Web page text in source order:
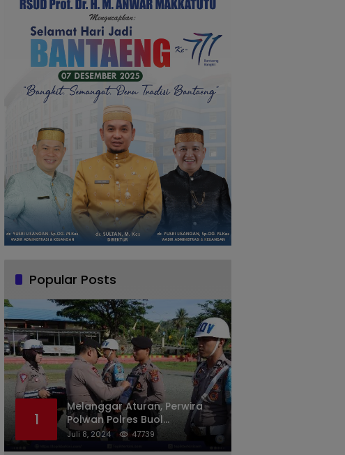
Popular Posts
1
Melanggar Aturan, Perwira
Polwan Polres Buol
Diberhentikan Tidak Dengan
Juli 8, 2024 47739